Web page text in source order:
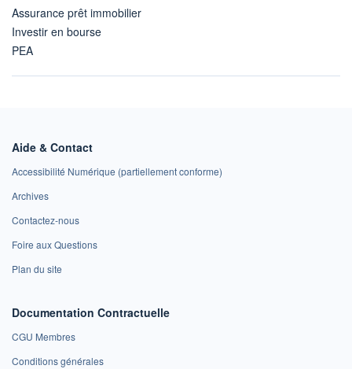
Assurance prêt immobilier
Investir en bourse
PEA
Aide & Contact
Accessibilité Numérique (partiellement conforme)
Archives
Contactez-nous
Foire aux Questions
Plan du site
Documentation Contractuelle
CGU Membres
Conditions générales